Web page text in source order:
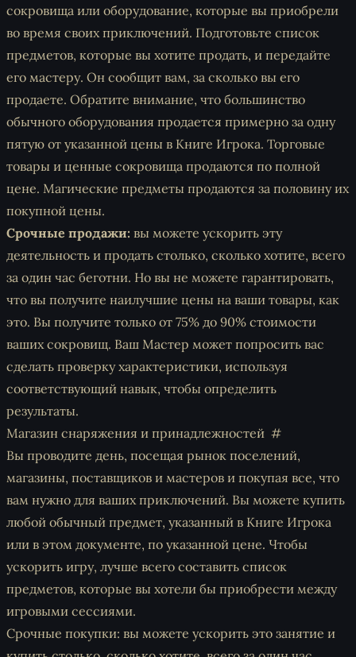
сокровища или оборудование, которые вы приобрели
во время своих приключений. Подготовьте список
предметов, которые вы хотите продать, и передайте
его мастеру. Он сообщит вам, за сколько вы его
продаете. Обратите внимание, что большинство
обычного оборудования продается примерно за одну
пятую от указанной цены в Книге Игрока. Торговые
товары и ценные сокровища продаются по полной
цене. Магические предметы продаются за половину их
покупной цены.
Срочные продажи: вы можете ускорить эту
деятельность и продать столько, сколько хотите, всего
за один час беготни. Но вы не можете гарантировать,
что вы получите наилучшие цены на ваши товары, как
это. Вы получите только от 75% до 90% стоимости
ваших сокровищ. Ваш Мастер может попросить вас
сделать проверку характеристики, используя
соответствующий навык, чтобы определить
результаты.
Магазин снаряжения и принадлежностей
Вы проводите день, посещая рынок поселений,
магазины, поставщиков и мастеров и покупая все, что
вам нужно для ваших приключений. Вы можете купить
любой обычный предмет, указанный в Книге Игрока
или в этом документе, по указанной цене. Чтобы
ускорить игру, лучше всего составить список
предметов, которые вы хотели бы приобрести между
игровыми сессиями.
Срочные покупки: вы можете ускорить это занятие и